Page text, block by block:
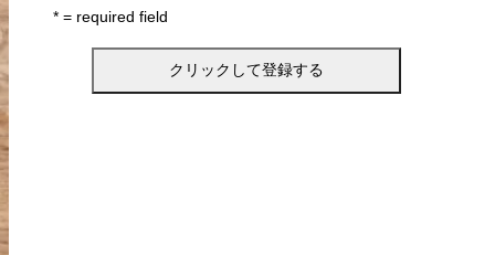
* = required field